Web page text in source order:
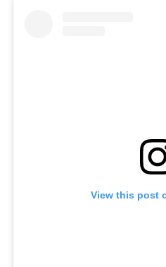
View this post